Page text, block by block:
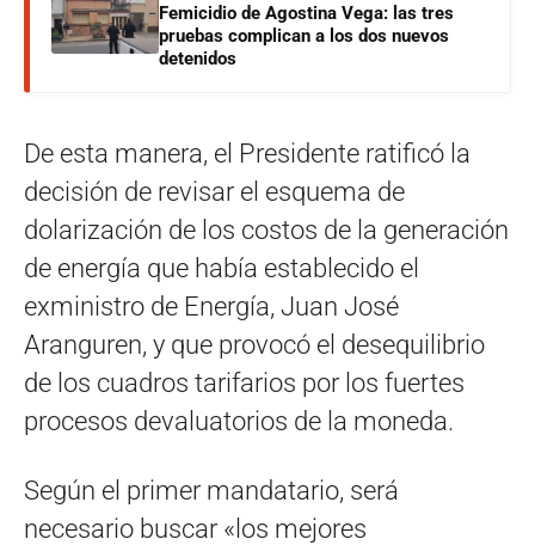
Femicidio de Agostina Vega: las tres
pruebas complican a los dos nuevos
detenidos
De esta manera, el Presidente ratificó la
decisión de revisar el esquema de
dolarización de los costos de la generación
de energía que había establecido el
exministro de Energía, Juan José
Aranguren, y que provocó el desequilibrio
de los cuadros tarifarios por los fuertes
procesos devaluatorios de la moneda.
Según el primer mandatario, será
necesario buscar «los mejores